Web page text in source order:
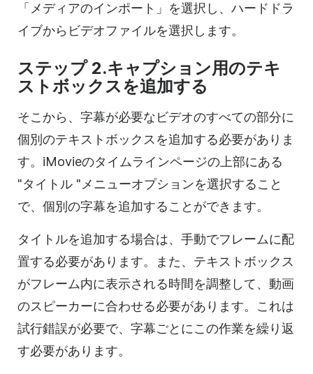
「メディアのインポート」を選択し、ハードドラ
イブからビデオファイルを選択します。
ステップ 2.キャプション用のテキ
ストボックスを追加する
そこから、字幕が必要なビデオのすべての部分に
個別のテキストボックスを追加する必要がありま
す。iMovieのタイムラインページの上部にある
"タイトル "メニューオプションを選択すること
で、個別の字幕を追加することができます。
タイトルを追加する場合は、手動でフレームに配
置する必要があります。また、テキストボックス
がフレーム内に表示される時間を調整して、動画
のスピーカーに合わせる必要があります。これは
試行錯誤が必要で、字幕ごとにこの作業を繰り返
す必要があります。